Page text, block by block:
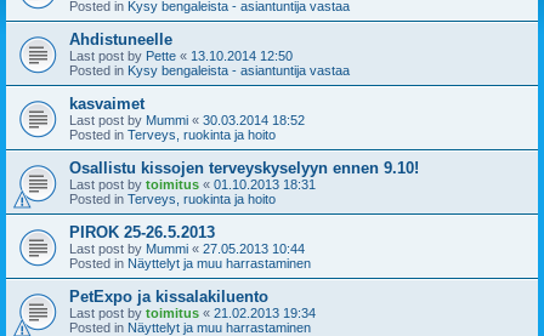
Posted in Kysy bengaleista - asiantuntija vastaa
Ahdistuneelle
Last post by Pette « 13.10.2014 12:50
Posted in Kysy bengaleista - asiantuntija vastaa
kasvaimet
Last post by Mummi « 30.03.2014 18:52
Posted in Terveys, ruokinta ja hoito
Osallistu kissojen terveyskyselyyn ennen 9.10!
Last post by toimitus « 01.10.2013 18:31
Posted in Terveys, ruokinta ja hoito
PIROK 25-26.5.2013
Last post by Mummi « 27.05.2013 10:44
Posted in Näyttelyt ja muu harrastaminen
PetExpo ja kissalakiluento
Last post by toimitus « 21.02.2013 19:34
Posted in Näyttelyt ja muu harrastaminen